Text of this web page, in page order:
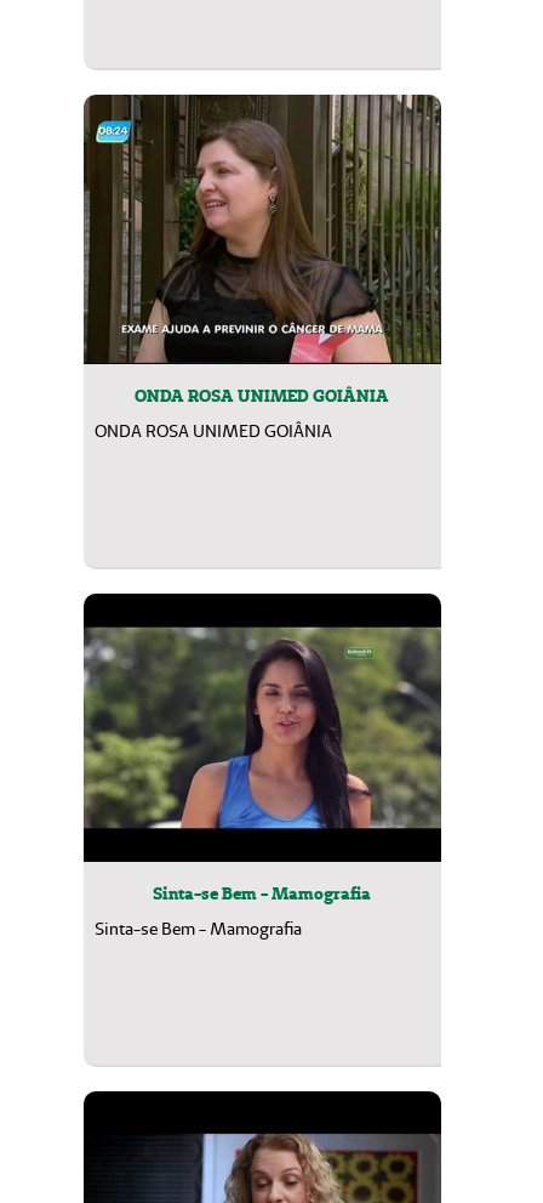
ONDA ROSA UNIMED GOIÂNIA
ONDA ROSA UNIMED GOIÂNIA
Sinta-se Bem - Mamografia
Sinta-se Bem - Mamografia